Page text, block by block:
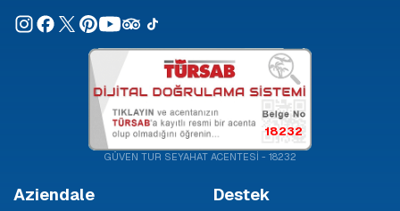
18232
GÜVEN TUR SEYAHAT ACENTESİ - 18232
Aziendale Destek